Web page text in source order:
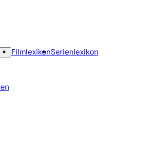
FilmlexikonSerienlexikon